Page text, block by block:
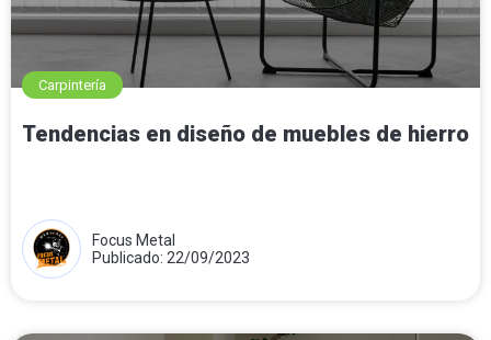
Carpintería
Tendencias en diseño de muebles de hierro
Focus Metal
Publicado: 22/09/2023